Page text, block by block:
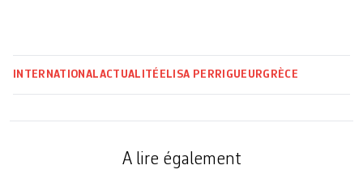
INTERNATIONALACTUALITÉ ELISA PERRIGUEURGRÈCE
A lire également